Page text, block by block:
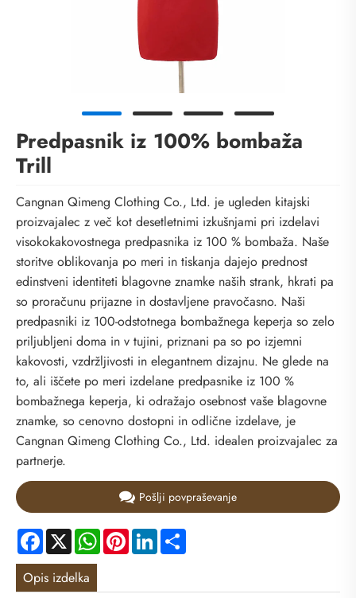
Predpasnik iz 100% bombaža
Trill
Cangnan Qimeng Clothing Co., Ltd. je ugleden kitajski
proizvajalec z več kot desetletnimi izkušnjami pri izdelavi
visokokakovostnega predpasnika iz 100 % bombaža. Naše
storitve oblikovanja po meri in tiskanja dajejo prednost
edinstveni identiteti blagovne znamke naših strank, hkrati pa
so proračunu prijazne in dostavljene pravočasno. Naši
predpasniki iz 100-odstotnega bombažnega keperja so zelo
priljubljeni doma in v tujini, priznani pa so po izjemni
kakovosti, vzdržljivosti in elegantnem dizajnu. Ne glede na
to, ali iščete po meri izdelane predpasnike iz 100 %
bombažnega keperja, ki odražajo osebnost vaše blagovne
znamke, so cenovno dostopni in odlične izdelave, je
Cangnan Qimeng Clothing Co., Ltd. idealen proizvajalec za
partnerje.
Pošlji povpraševanje
Facebook
X WhatsApp
PinterestLinkedIn
Opis izdelka